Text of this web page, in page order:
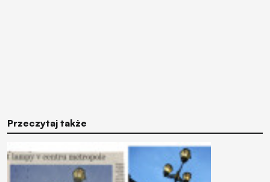
Przeczytaj także